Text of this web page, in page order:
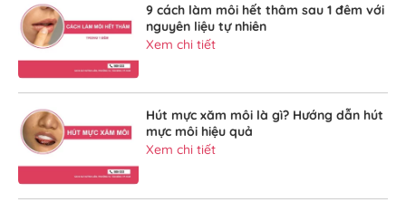
9 cách làm môi hết thâm sau 1 đêm với
nguyên liệu tự nhiên
Xem chi tiết
Hút mực xăm môi là gì? Hướng dẫn hút
mực môi hiệu quả
Xem chi tiết